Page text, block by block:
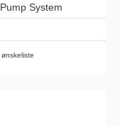
System